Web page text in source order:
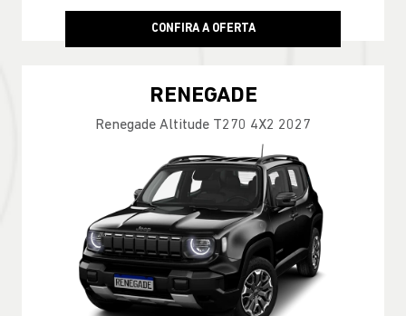
CONFIRA A OFERTA
RENEGADE
Renegade Altitude T270 4X2 2027